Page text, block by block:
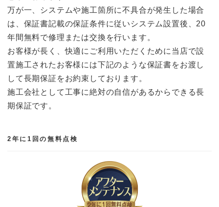
万が一、システムや施工箇所に不具合が発生した場合
は、保証書記載の保証条件に従いシステム設置後、20
年間無料で修理または交換を行います。
お客様が長く、快適にご利用いただくために当店で設
置施工されたお客様には下記のような保証書をお渡し
して長期保証をお約束しております。
施工会社として工事に絶対の自信があるからできる長
期保証です。
2年に1回の無料点検